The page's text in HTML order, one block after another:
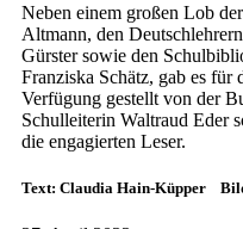
Neben einem großen Lob
Altmann, den
Gürster sowie den
Franziska Schätz, gab es für
Verfügung gestellt von der
Schulleiterin Waltraud Eder
die engagierten Leser.
Text: Claudia Hain-Küpper